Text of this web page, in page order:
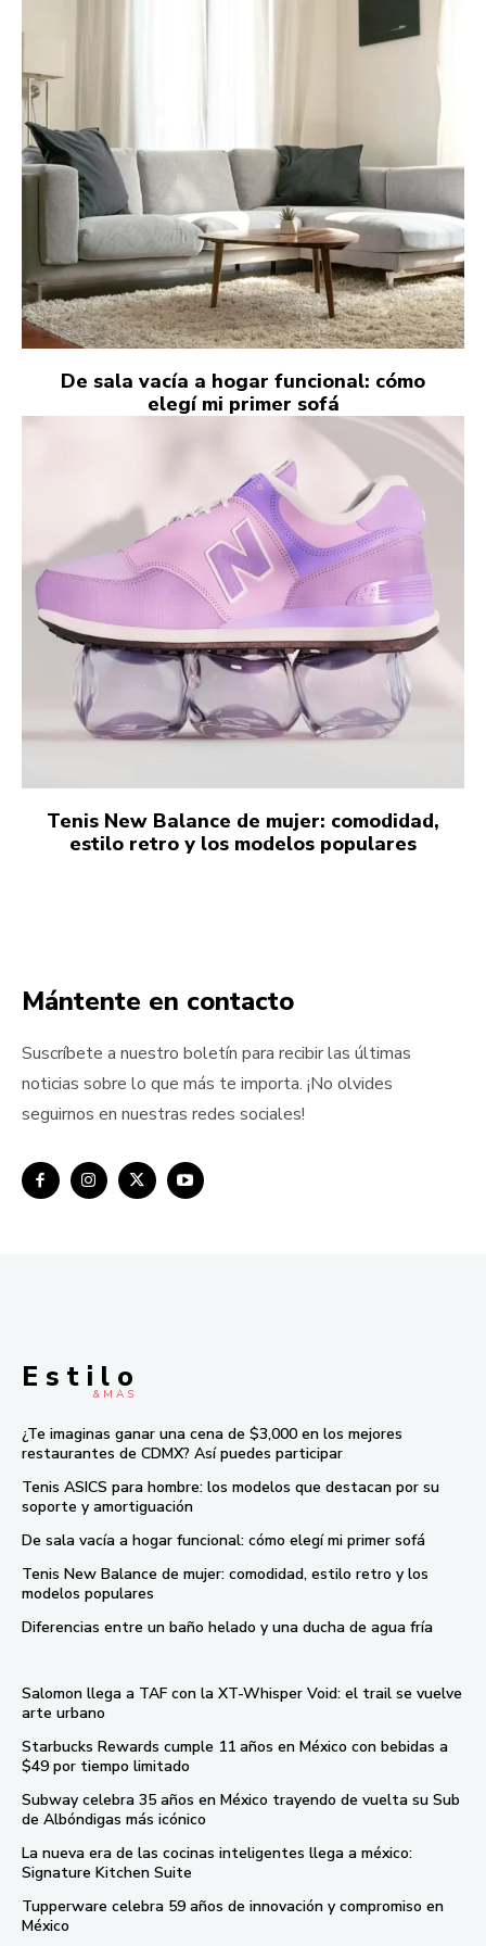
De sala vacía a hogar funcional: cómo
elegí mi primer sofá
Tenis New Balance de mujer: comodidad,
estilo retro y los modelos populares
Mántente en contacto
Suscríbete a nuestro boletín para recibir las últimas
noticias sobre lo que más te importa. ¡No olvides
seguirnos en nuestras redes sociales!
E s t i l o
& M À S
¿Te imaginas ganar una cena de $3,000 en los mejores
restaurantes de CDMX? Así puedes participar
Tenis ASICS para hombre: los modelos que destacan por su
soporte y amortiguación
De sala vacía a hogar funcional: cómo elegí mi primer sofá
Tenis New Balance de mujer: comodidad, estilo retro y los
modelos populares
Diferencias entre un baño helado y una ducha de agua fría
Salomon llega a TAF con la XT-Whisper Void: el trail se vuelve
arte urbano
Starbucks Rewards cumple 11 años en México con bebidas a
$49 por tiempo limitado
Subway celebra 35 años en México trayendo de vuelta su Sub
de Albóndigas más icónico
La nueva era de las cocinas inteligentes llega a méxico:
Signature Kitchen Suite
Tupperware celebra 59 años de innovación y compromiso en
México